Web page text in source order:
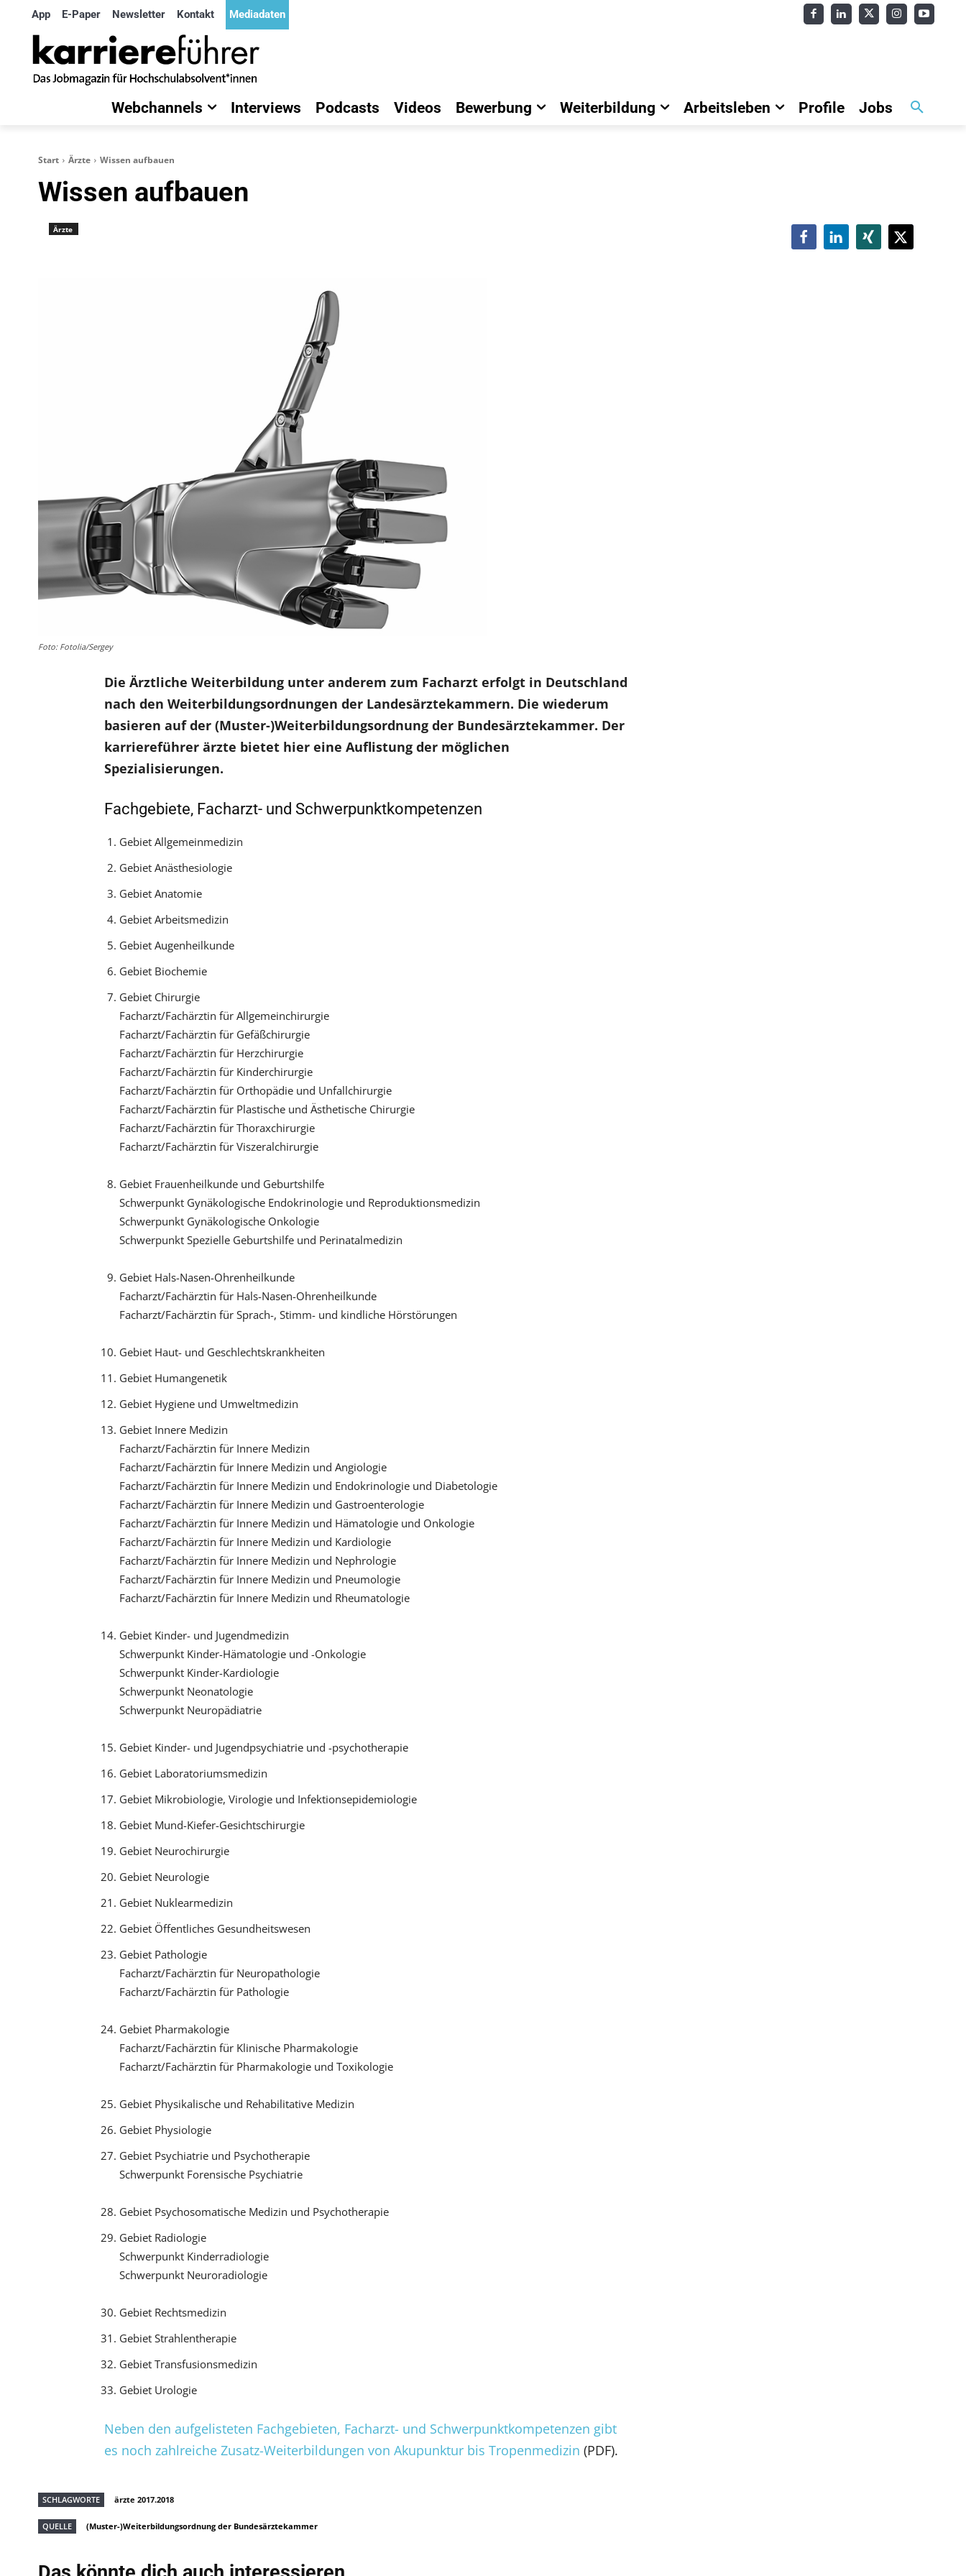
App E-Paper Newsletter Kontakt Mediadaten
Webchannels Interviews Podcasts Videos Bewerbung Weiterbildung Arbeitsleben Profile Jobs
Start Ärzte Wissen aufbauen
Wissen aufbauen
Ärzte
Foto: Fotolia/Sergey
Die Ärztliche Weiterbildung unter anderem zum Facharzt erfolgt in Deutschland
nach den Weiterbildungsordnungen der Landesärztekammern. Die wiederum
basieren auf der (Muster-)Weiterbildungsordnung der Bundesärztekammer. Der
karriereführer ärzte bietet hier eine Auflistung der möglichen
Spezialisierungen.
Fachgebiete, Facharzt- und Schwerpunktkompetenzen
Gebiet Allgemeinmedizin
Gebiet Anästhesiologie
Gebiet Anatomie
Gebiet Arbeitsmedizin
Gebiet Augenheilkunde
Gebiet Biochemie
Gebiet Chirurgie
Facharzt/Fachärztin für Allgemeinchirurgie
Facharzt/Fachärztin für Gefäßchirurgie
Facharzt/Fachärztin für Herzchirurgie
Facharzt/Fachärztin für Kinderchirurgie
Facharzt/Fachärztin für Orthopädie und Unfallchirurgie
Facharzt/Fachärztin für Plastische und Ästhetische Chirurgie
Facharzt/Fachärztin für Thoraxchirurgie
Facharzt/Fachärztin für Viszeralchirurgie
Gebiet Frauenheilkunde und Geburtshilfe
Schwerpunkt Gynäkologische Endokrinologie und Reproduktionsmedizin
Schwerpunkt Gynäkologische Onkologie
Schwerpunkt Spezielle Geburtshilfe und Perinatalmedizin
Gebiet Hals-Nasen-Ohrenheilkunde
Facharzt/Fachärztin für Hals-Nasen-Ohrenheilkunde
Facharzt/Fachärztin für Sprach-, Stimm- und kindliche Hörstörungen
Gebiet Haut- und Geschlechtskrankheiten
Gebiet Humangenetik
Gebiet Hygiene und Umweltmedizin
Gebiet Innere Medizin
Facharzt/Fachärztin für Innere Medizin
Facharzt/Fachärztin für Innere Medizin und Angiologie
Facharzt/Fachärztin für Innere Medizin und Endokrinologie und Diabetologie
Facharzt/Fachärztin für Innere Medizin und Gastroenterologie
Facharzt/Fachärztin für Innere Medizin und Hämatologie und Onkologie
Facharzt/Fachärztin für Innere Medizin und Kardiologie
Facharzt/Fachärztin für Innere Medizin und Nephrologie
Facharzt/Fachärztin für Innere Medizin und Pneumologie
Facharzt/Fachärztin für Innere Medizin und Rheumatologie
Gebiet Kinder- und Jugendmedizin
Schwerpunkt Kinder-Hämatologie und -Onkologie
Schwerpunkt Kinder-Kardiologie
Schwerpunkt Neonatologie
Schwerpunkt Neuropädiatrie
Gebiet Kinder- und Jugendpsychiatrie und -psychotherapie
Gebiet Laboratoriumsmedizin
Gebiet Mikrobiologie, Virologie und Infektionsepidemiologie
Gebiet Mund-Kiefer-Gesichtschirurgie
Gebiet Neurochirurgie
Gebiet Neurologie
Gebiet Nuklearmedizin
Gebiet Öffentliches Gesundheitswesen
Gebiet Pathologie
Facharzt/Fachärztin für Neuropathologie
Facharzt/Fachärztin für Pathologie
Gebiet Pharmakologie
Facharzt/Fachärztin für Klinische Pharmakologie
Facharzt/Fachärztin für Pharmakologie und Toxikologie
Gebiet Physikalische und Rehabilitative Medizin
Gebiet Physiologie
Gebiet Psychiatrie und Psychotherapie
Schwerpunkt Forensische Psychiatrie
Gebiet Psychosomatische Medizin und Psychotherapie
Gebiet Radiologie
Schwerpunkt Kinderradiologie
Schwerpunkt Neuroradiologie
Gebiet Rechtsmedizin
Gebiet Strahlentherapie
Gebiet Transfusionsmedizin
Gebiet Urologie
Neben den aufgelisteten Fachgebieten, Facharzt- und Schwerpunktkompetenzen gibt
es noch zahlreiche Zusatz-Weiterbildungen von Akupunktur bis Tropenmedizin (PDF).
SCHLAGWORTE ärzte 2017.2018
QUELLE (Muster-)Weiterbildungsordnung der Bundesärztekammer